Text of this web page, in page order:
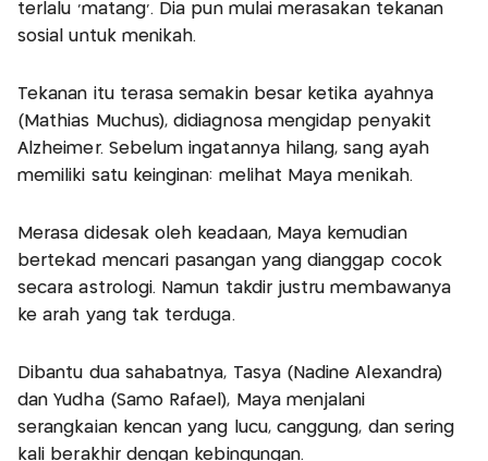
terlalu ‘matang’. Dia pun mulai merasakan tekanan
sosial untuk menikah.
Tekanan itu terasa semakin besar ketika ayahnya
(Mathias Muchus), didiagnosa mengidap penyakit
Alzheimer. Sebelum ingatannya hilang, sang ayah
memiliki satu keinginan: melihat Maya menikah.
Merasa didesak oleh keadaan, Maya kemudian
bertekad mencari pasangan yang dianggap cocok
secara astrologi. Namun takdir justru membawanya
ke arah yang tak terduga.
Dibantu dua sahabatnya, Tasya (Nadine Alexandra)
dan Yudha (Samo Rafael), Maya menjalani
serangkaian kencan yang lucu, canggung, dan sering
kali berakhir dengan kebingungan.